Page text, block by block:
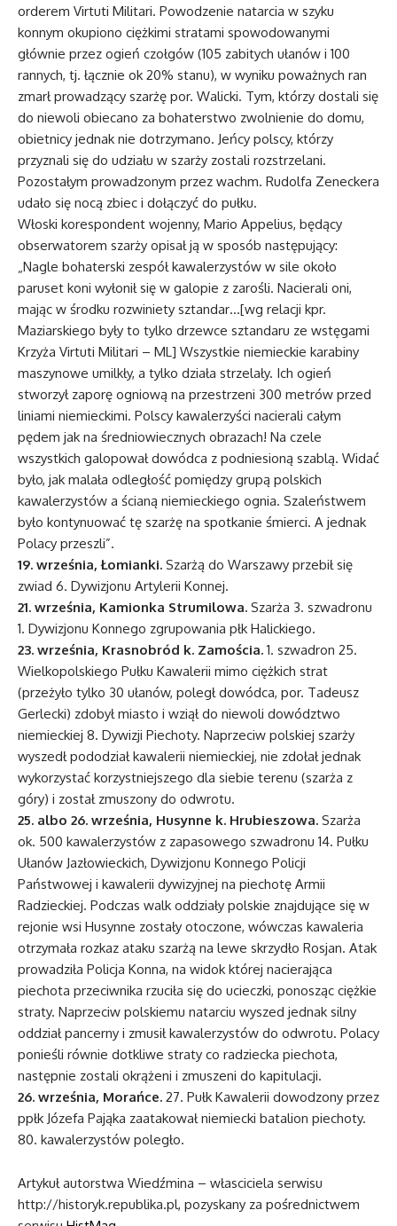
orderem Virtuti Militari. Powodzenie natarcia w szyku
konnym okupiono ciężkimi stratami spowodowanymi
głównie przez ogień czołgów (105 zabitych ułanów i 100
rannych, tj. łącznie ok 20% stanu), w wyniku poważnych ran
zmarł prowadzący szarżę por. Walicki. Tym, którzy dostali się
do niewoli obiecano za bohaterstwo zwolnienie do domu,
obietnicy jednak nie dotrzymano. Jeńcy polscy, którzy
przyznali się do udziału w szarży zostali rozstrzelani.
Pozostałym prowadzonym przez wachm. Rudolfa Zeneckera
udało się nocą zbiec i dołączyć do pułku.
Włoski korespondent wojenny, Mario Appelius, będący
obserwatorem szarży opisał ją w sposób następujący:
„Nagle bohaterski zespół kawalerzystów w sile około
paruset koni wyłonił się w galopie z zarośli. Nacierali oni,
mając w środku rozwiniety sztandar…[wg relacji kpr.
Maziarskiego były to tylko drzewce sztandaru ze wstęgami
Krzyża Virtuti Militari – ML] Wszystkie niemieckie karabiny
maszynowe umilkły, a tylko działa strzelały. Ich ogień
stworzył zaporę ogniową na przestrzeni 300 metrów przed
liniami niemieckimi. Polscy kawalerzyści nacierali całym
pędem jak na średniowiecznych obrazach! Na czele
wszystkich galopował dowódca z podniesioną szablą. Widać
było, jak malała odległość pomiędzy grupą polskich
kawalerzystów a ścianą niemieckiego ognia. Szaleństwem
było kontynuować tę szarżę na spotkanie śmierci. A jednak
Polacy przeszli”.
19. września, Łomianki. Szarżą do Warszawy przebił się
zwiad 6. Dywizjonu Artylerii Konnej.
21. września, Kamionka Strumilowa. Szarża 3. szwadronu
1. Dywizjonu Konnego zgrupowania płk Halickiego.
23. września, Krasnobród k. Zamościa. 1. szwadron 25.
Wielkopolskiego Pułku Kawalerii mimo ciężkich strat
(przeżyło tylko 30 ułanów, poległ dowódca, por. Tadeusz
Gerlecki) zdobył miasto i wziął do niewoli dowództwo
niemieckiej 8. Dywizji Piechoty. Naprzeciw polskiej szarży
wyszedł pododział kawalerii niemieckiej, nie zdołał jednak
wykorzystać korzystniejszego dla siebie terenu (szarża z
góry) i został zmuszony do odwrotu.
25. albo 26. września, Husynne k. Hrubieszowa. Szarża
ok. 500 kawalerzystów z zapasowego szwadronu 14. Pułku
Ułanów Jazłowieckich, Dywizjonu Konnego Policji
Państwowej i kawalerii dywizyjnej na piechotę Armii
Radzieckiej. Podczas walk oddziały polskie znajdujące się w
rejonie wsi Husynne zostały otoczone, wówczas kawaleria
otrzymała rozkaz ataku szarżą na lewe skrzydło Rosjan. Atak
prowadziła Policja Konna, na widok której nacierająca
piechota przeciwnika rzuciła się do ucieczki, ponosząc ciężkie
straty. Naprzeciw polskiemu natarciu wyszed jednak silny
oddział pancerny i zmusił kawalerzystów do odwrotu. Polacy
ponieśli równie dotkliwe straty co radziecka piechota,
następnie zostali okrążeni i zmuszeni do kapitulacji.
26. września, Morańce. 27. Pułk Kawalerii dowodzony przez
ppłk Józefa Pająka zaatakował niemiecki batalion piechoty.
80. kawalerzystów poległo.
Artykuł autorstwa Wiedźmina – własciciela serwisu
http://historyk.republika.pl, pozyskany za pośrednictwem